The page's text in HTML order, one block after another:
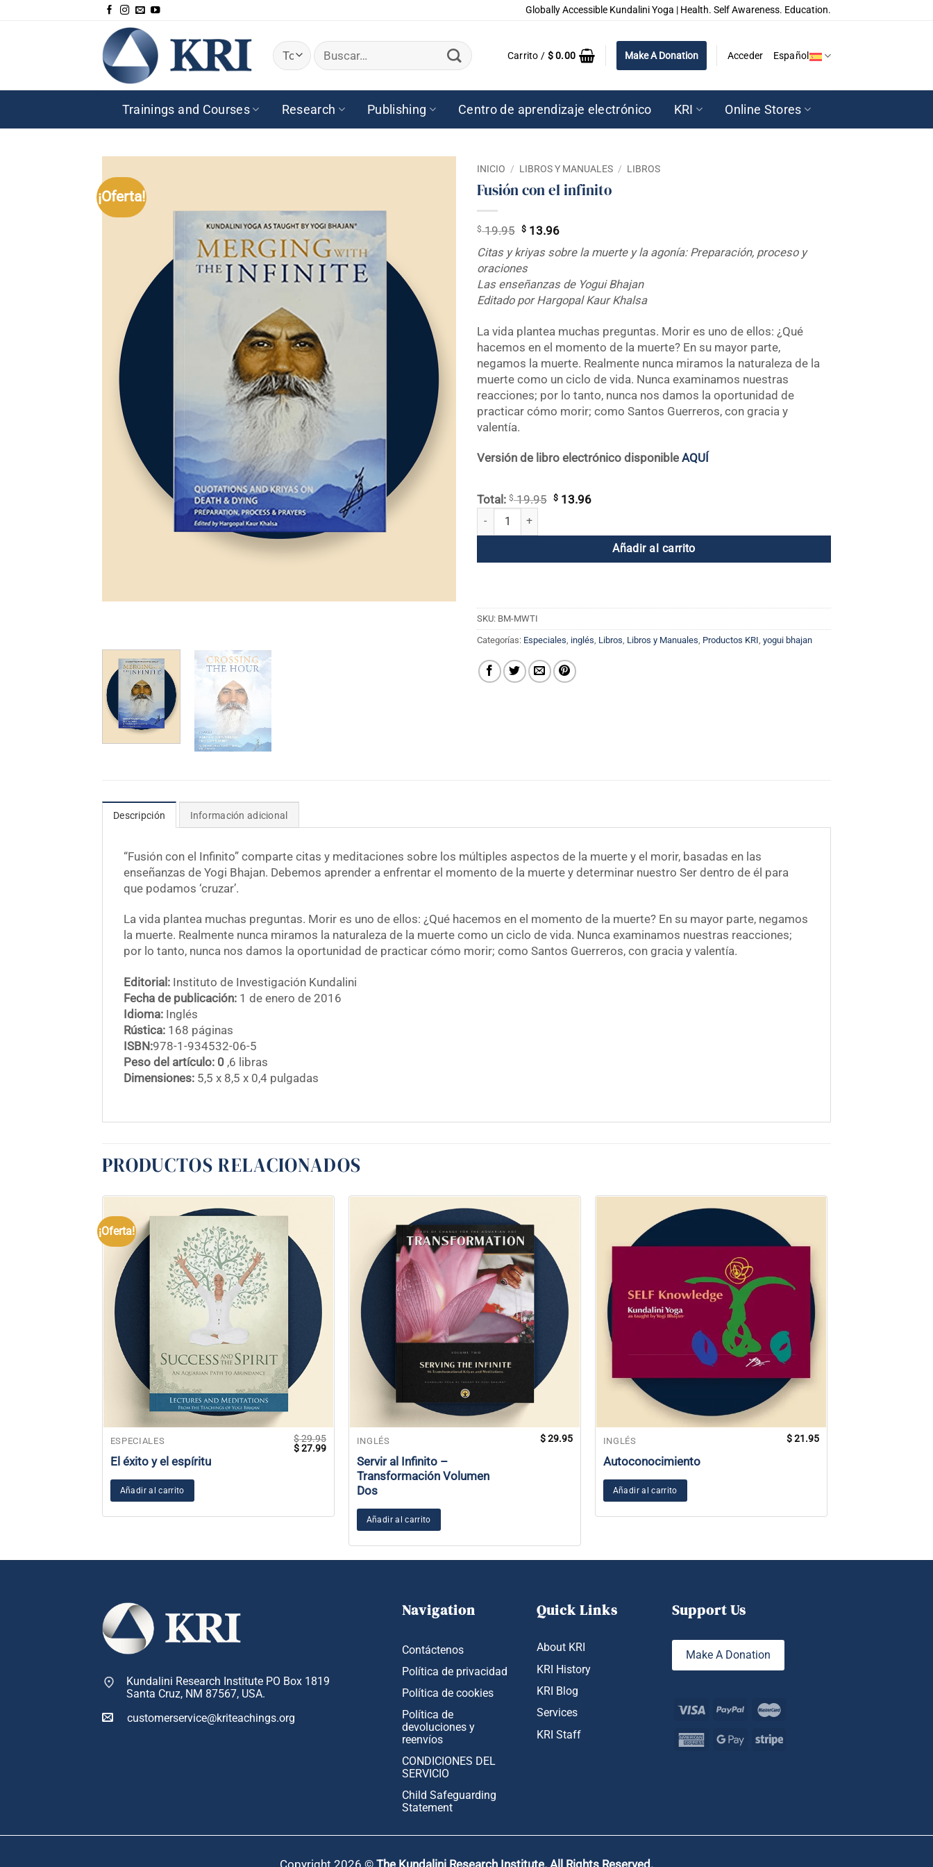
Globally Accessible Kundalini Yoga | Health. Self Awareness. Education.
Buscar
por:
Carrito / $0.00 Make A Donation Acceder Español
Trainings and Courses Research Publishing Centro de aprendizaje electrónico KRI Online Stores
¡Oferta!
INICIO / LIBROS Y MANUALES / LIBROS
Fusión con el infinito
$19.95 El
precio
original
era:
$ 19.95.
$13.96El
precio
es:
$ 13.96.
Citas y kriyas sobre la muerte y la agonía: Preparación, proceso y
oraciones
Las enseñanzas de Yogui Bhajan
Editado por Hargopal Kaur Khalsa
La vida plantea muchas preguntas. Morir es uno de ellos: ¿Qué
hacemos en el momento de la muerte? En su mayor parte,
negamos la muerte. Realmente nunca miramos la naturaleza de la
muerte como un ciclo de vida. Nunca examinamos nuestras
reacciones; por lo tanto, nunca nos damos la oportunidad de
practicar cómo morir; como Santos Guerreros, con gracia y
valentía.
Versión de libro electrónico disponible AQUÍ
Total: $19.95 El
$ 19.95.
$13.96El
$ 13.96.
Fusión con el infinito cantidad
Añadir al carrito
SKU: BM-MWTI
Categorías: Especiales, inglés, Libros, Libros y Manuales, Productos KRI, yogui bhajan
Descripción Información adicional
“Fusión con el Infinito” comparte citas y meditaciones sobre los múltiples aspectos de la muerte y el morir, basadas en las
enseñanzas de Yogi Bhajan. Debemos aprender a enfrentar el momento de la muerte y determinar nuestro Ser dentro de él para
que podamos ‘cruzar’.
La vida plantea muchas preguntas. Morir es uno de ellos: ¿Qué hacemos en el momento de la muerte? En su mayor parte, negamos
la muerte. Realmente nunca miramos la naturaleza de la muerte como un ciclo de vida. Nunca examinamos nuestras reacciones;
por lo tanto, nunca nos damos la oportunidad de practicar cómo morir; como Santos Guerreros, con gracia y valentía.
Editorial: Instituto de Investigación Kundalini
Fecha de publicación: 1 de enero de 2016
Idioma: Inglés
Rústica: 168 páginas
ISBN:978-1-934532-06-5
Peso del artículo: 0 ,6 libras
Dimensiones: 5,5 x 8,5 x 0,4 pulgadas
PRODUCTOS RELACIONADOS
¡Oferta!
ESPECIALES
El éxito y el espíritu
$29.95
El
$27.99El
$ 27.99.
Añadir al carrito
INGLÉS
Servir al Infinito –
Transformación Volumen
Dos
$29.95
Añadir al carrito
INGLÉS
Autoconocimiento
$21.95
Añadir al carrito
Kundalini Research Institute PO Box 1819
Santa Cruz, NM 87567, USA.
customerservice@kriteachings.org
Navigation
Contáctenos
Política de privacidad
Política de cookies
Política de
devoluciones y
reenvíos
CONDICIONES DEL
SERVICIO
Child Safeguarding
Statement
Quick Links
About KRI
KRI History
KRI Blog
Services
KRI Staff
Support Us
Make A Donation